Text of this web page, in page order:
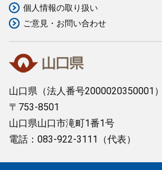
山口県 （法人番号2000020350001）
〒753-8501
山口県山口市滝町1番1号
電話：083-922-3111（代表）
個人情報の取り扱い
ご意見・お問い合わせ